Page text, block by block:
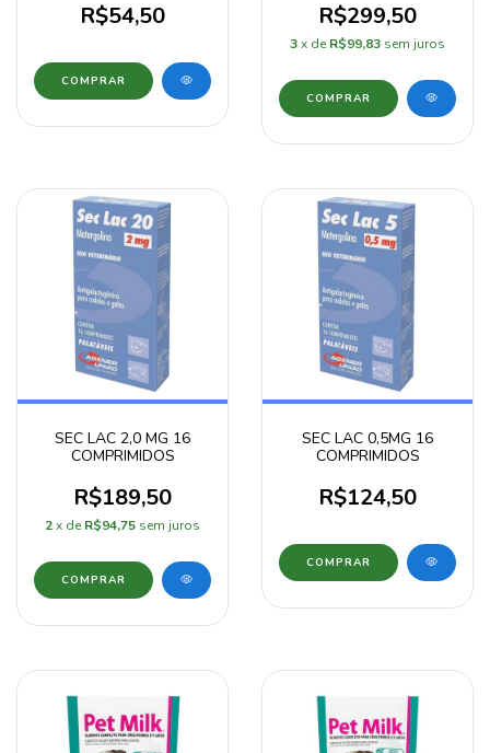
R$54,50 R$299,50
3x de R$99,83 sem juros
SEC LAC 2,0 MG 16
COMPRIMIDOS
R$189,50
2x de R$94,75 sem juros
SEC LAC 0,5MG 16
COMPRIMIDOS
R$124,50